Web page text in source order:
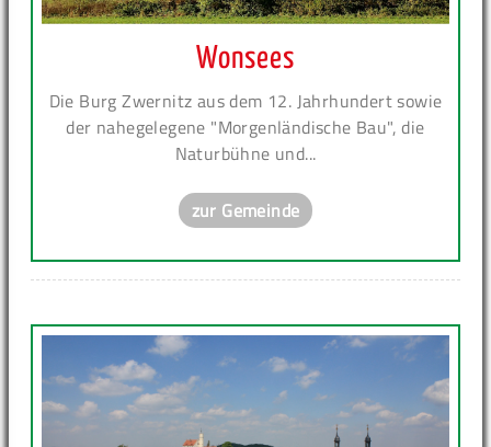
Wonsees
Die Burg Zwernitz aus dem 12. Jahrhundert sowie
der nahegelegene "Morgenländische Bau", die
Naturbühne und...
zur Gemeinde